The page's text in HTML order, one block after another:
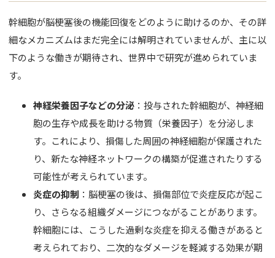
幹細胞が脳梗塞後の機能回復をどのように助けるのか、その詳
細なメカニズムはまだ完全には解明されていませんが、主に以
下のような働きが期待され、世界中で研究が進められていま
す。
神経栄養因子などの分泌 ：投与された幹細胞が、神経細
胞の生存や成長を助ける物質（栄養因子）を分泌しま
す。これにより、損傷した周囲の神経細胞が保護された
り、新たな神経ネットワークの構築が促進されたりする
可能性が考えられています。
炎症の抑制 ：脳梗塞の後は、損傷部位で炎症反応が起こ
り、さらなる組織ダメージにつながることがあります。
幹細胞には、こうした過剰な炎症を抑える働きがあると
考えられており、二次的なダメージを軽減する効果が期